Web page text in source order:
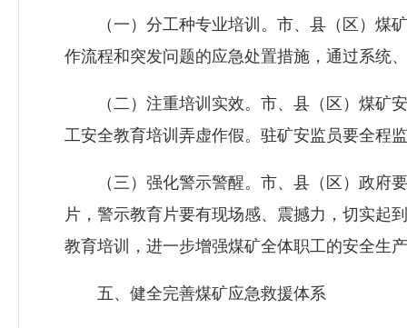
（一）分工种专业培训。市、县（区）煤矿
作流程和突发问题的应急处置措施，通过系统
（二）注重培训实效。市、县（区）煤矿安
工安全教育培训弄虚作假。驻矿安监员要全程
（三）强化警示警醒。市、县（区）政府要
片，警示教育片要有现场感、震撼力，切实起
教育培训，进一步增强煤矿全体职工的安全生
五、健全完善煤矿应急救援体系